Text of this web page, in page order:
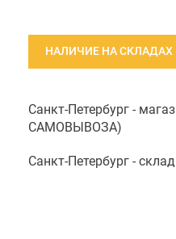
НАЛИЧИЕ НА СКЛАДАХ
Санкт-Петербург -
САМОВЫВОЗА)
Санкт-Петербург - склад